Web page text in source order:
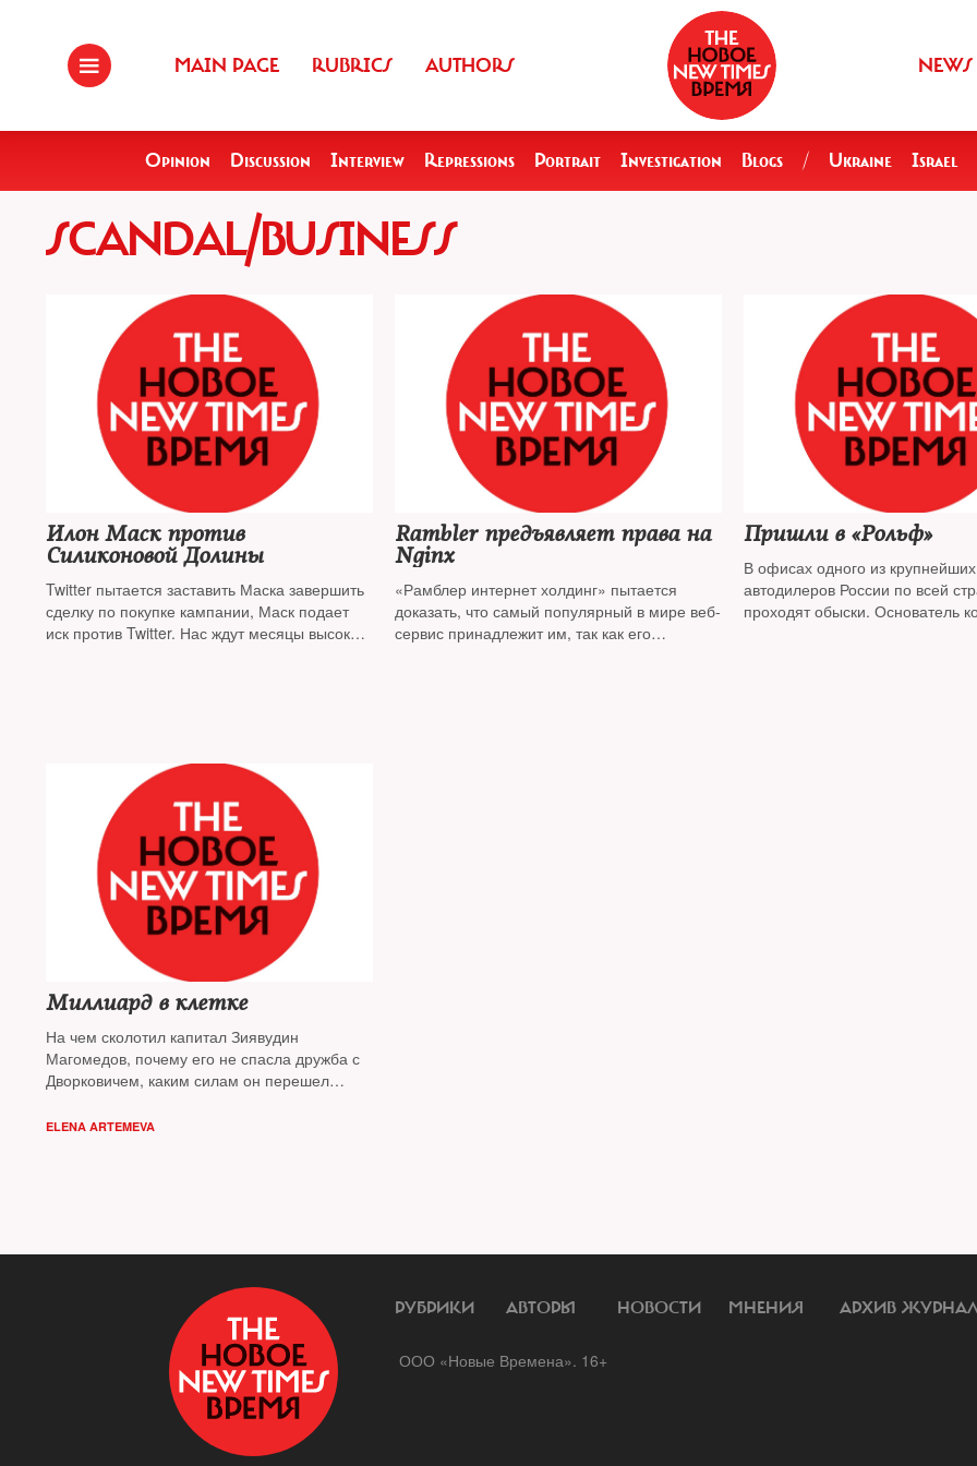
MAIN PAGE RUBRICS AUTHORS NEWS
Opinion Discussion Interview Repressions Portrait Investigation Blogs / Ukraine Israel
SCANDAL/BUSINESS
Илон Маск против
Силиконовой Долины
Twitter пытается заставить Маска завершить
сделку по покупке кампании, Маск подает
иск против Twitter. Нас ждут месяцы высоких
Rambler предъявляет права на
Nginx
«Рамблер интернет холдинг» пытается
доказать, что самый популярный в мире веб-
сервис принадлежит им, так как его
Пришли в «Рольф»
В офисах одного из крупнейших
автодилеров России по всей
проходят обыски. Основатель
Миллиард в клетке
На чем сколотил капитал Зиявудин
Магомедов, почему его не спасла дружба с
Дворковичем, каким силам он перешел
ELENA ARTEMEVA
РУБРИКИ АВТОРЫ НОВОСТИ МНЕНИЯ АРХИВ
ООО «Новые Времена». 16+